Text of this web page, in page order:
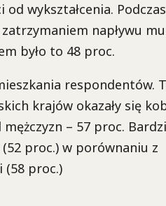
wykształcenia.
napływu
było to 48 proc.
respondentów.
krajów okazały się
– 57 proc.
proc.) w porównaniu z
(58 proc.)